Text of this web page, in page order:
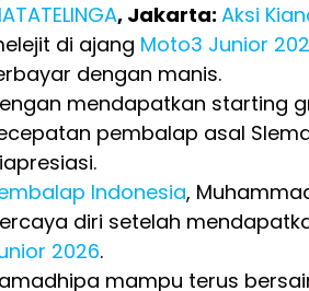
, Jakarta: Aksi
di ajang Moto3 Junior
dengan manis.
mendapatkan starting
pembalap asal
Indonesia,
diri setelah
2026.
mampu terus